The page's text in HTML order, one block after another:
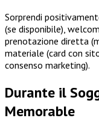
Sorprendi
(se disponibile),
prenotazione diretta
materiale (card con
consenso marketing).
Durante il
Memorable